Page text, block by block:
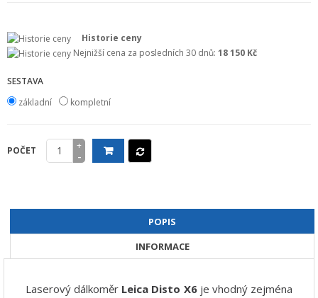
Historie ceny
Nejnižší cena za posledních 30 dnů: 18 150 Kč
SESTAVA
základní
kompletní
POČET +
-
POPIS
INFORMACE
Laserový dálkoměr Leica Disto X6 je vhodný zejména